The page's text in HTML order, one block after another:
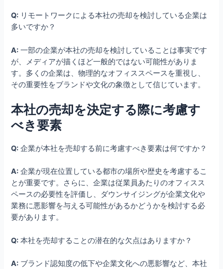
Q: リモートワークによる本社の売却を検討している企業は
多いですか？
A: 一部の企業が本社の売却を検討していることは事実です
が、メディアが描くほど一般的ではない可能性がありま
す。多くの企業は、物理的なオフィススペースを重視し、
その重要性をブランドや文化の象徴として信じています。
本社の売却を決定する際に考慮す
べき要素
Q: 企業が本社を売却する前に考慮すべき要素は何ですか？
A: 企業が現在位置している都市の場所や歴史を考慮するこ
とが重要です。さらに、企業は従業員あたりのオフィスス
ペースの必要性を評価し、ダウンサイジングが企業文化や
業務に悪影響を与える可能性があるかどうかを検討する必
要があります。
Q: 本社を売却することの潜在的な欠点はありますか？
A: ブランド認知度の低下や企業文化への悪影響など、本社